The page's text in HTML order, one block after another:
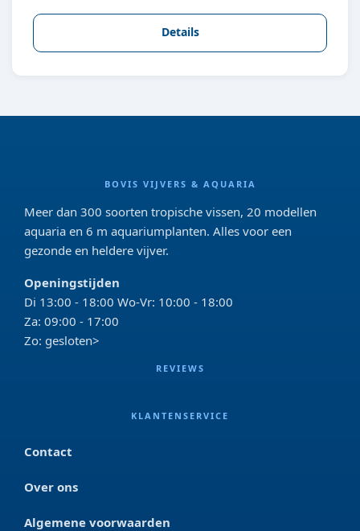
Details
BOVIS VIJVERS & AQUARIA
Meer dan 300 soorten tropische vissen, 20 modellen
aquaria en 6 m aquariumplanten. Alles voor een
gezonde en heldere vijver.
Openingstijden
Di 13:00 - 18:00 Wo-Vr: 10:00 - 18:00
Za: 09:00 - 17:00
Zo: gesloten>
REVIEWS
KLANTENSERVICE
Contact
Over ons
Algemene voorwaarden